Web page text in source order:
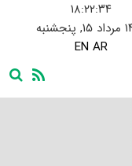
۱۸:۲۲:۳۴
EN AR